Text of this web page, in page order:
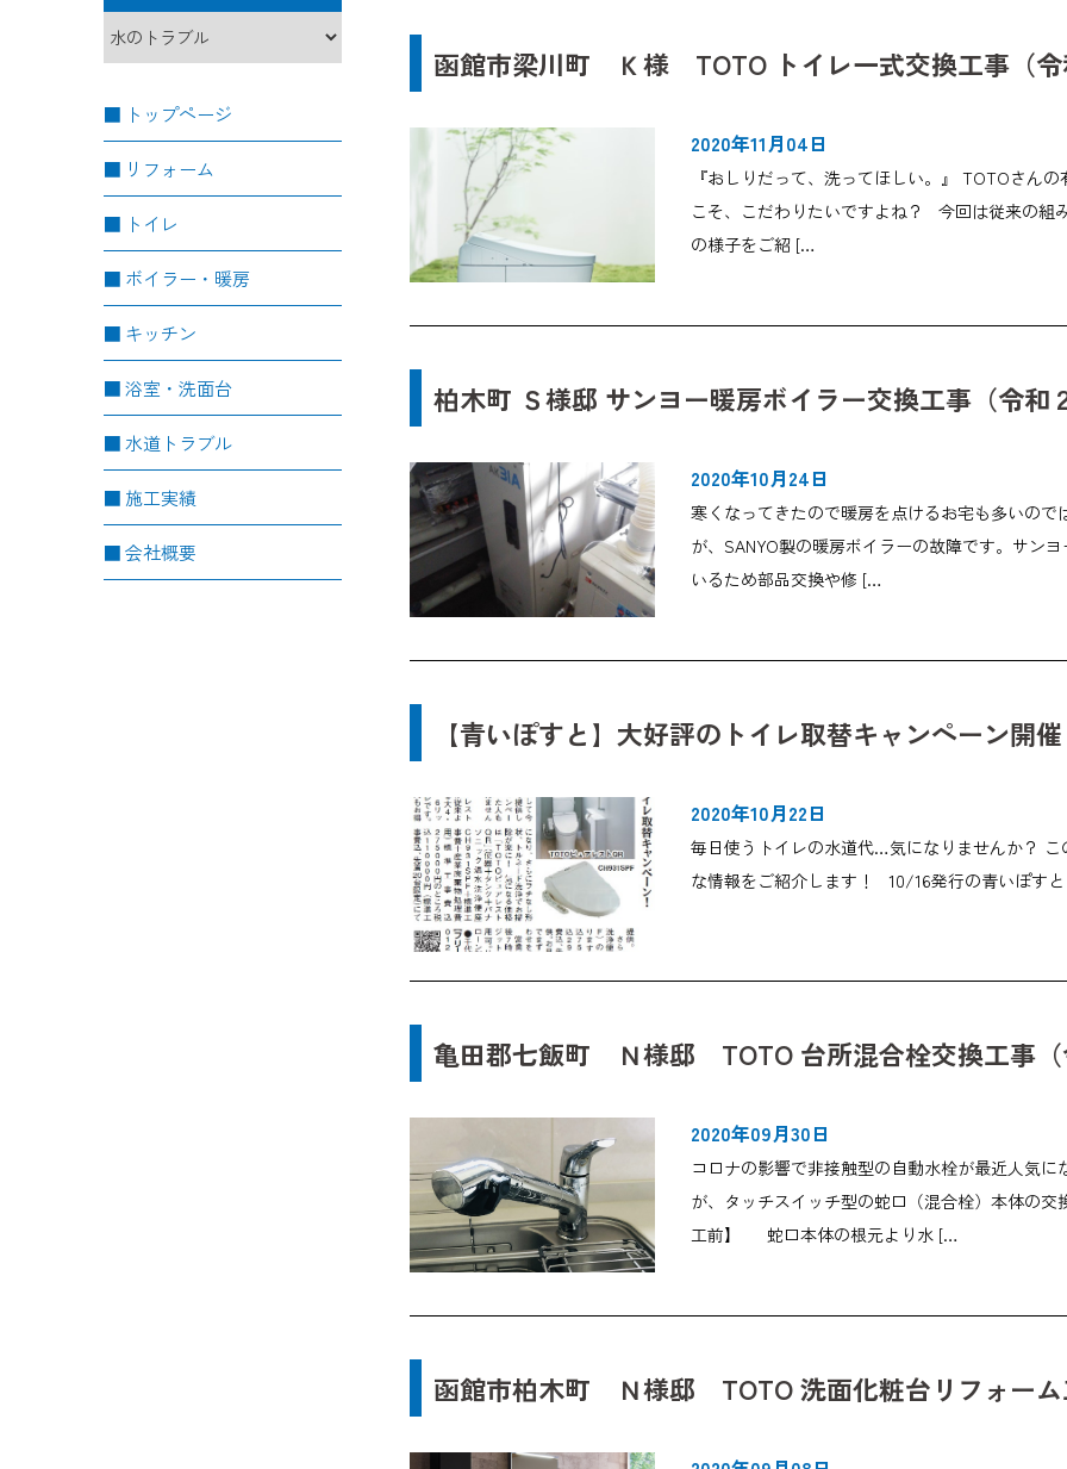
トップページ
リフォーム
トイレ
ボイラー・暖房
キッチン
浴室・洗面台
水道トラブル
施工実績
会社概要
函館市梁川町 Ｋ様 TOTO トイレ一式交換工事（令
2020年11月04日
『おしりだって、洗ってほしい。』 TOTOさん
こそ、こだわりたいですよね？ 今回は従来の組
の様子をご紹 […
柏木町 Ｓ様邸 サンヨー暖房ボイラー交換工事（令和
2020年10月24日
寒くなってきたので暖房を点けるお宅も多いの
が、SANYO製の暖房ボイラーの故障です。サン
いるため部品交換や修 […
【青いぽすと】大好評のトイレ取替キャンペーン開催
2020年10月22日
毎日使うトイレの水道代…気になりませんか？
な情報をご紹介します！ 10/16発行の青いぽす
亀田郡七飯町 Ｎ様邸 TOTO 台所混合栓交換工事（
2020年09月30日
コロナの影響で非接触型の自動水栓が最近人気に
が、タッチスイッチ型の蛇口（混合栓）本体の交
工前】 蛇口本体の根元より水 […
函館市柏木町 Ｎ様邸 TOTO 洗面化粧台リフォーム